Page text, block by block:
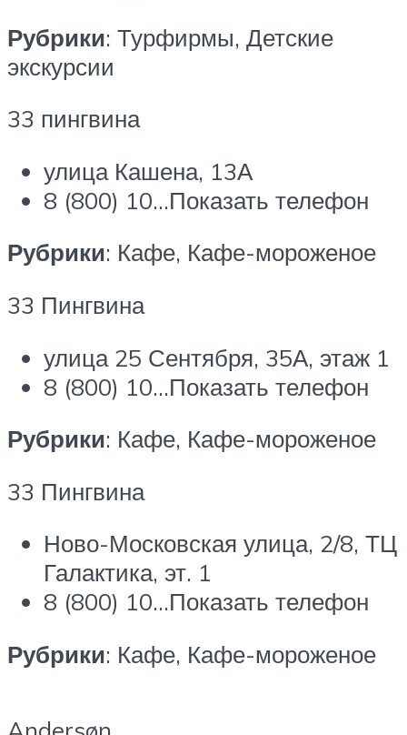
Рубрики: Турфирмы, Детские
экскурсии
33 пингвина
улица Кашена, 13А
8 (800) 10…Показать телефон
Рубрики: Кафе, Кафе-мороженое
33 Пингвина
улица 25 Сентября, 35А, этаж 1
8 (800) 10…Показать телефон
Рубрики: Кафе, Кафе-мороженое
33 Пингвина
Ново-Московская улица, 2/8, ТЦ
Галактика, эт. 1
8 (800) 10…Показать телефон
Рубрики: Кафе, Кафе-мороженое